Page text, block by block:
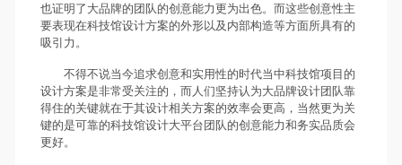
也证明了大品牌的团队的创意能力更为出色。而这些创意性主
要表现在科技馆设计方案的外形以及内部构造等方面所具有的
吸引力。
不得不说当今追求创意和实用性的时代当中科技馆项目的
设计方案是非常受关注的，而人们坚持认为大品牌设计团队靠
得住的关键就在于其设计相关方案的效率会更高，当然更为关
键的是可靠的科技馆设计大平台团队的创意能力和务实品质会
更好。